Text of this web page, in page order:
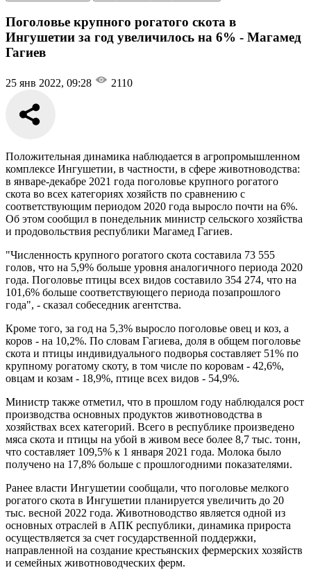
Поголовье крупного рогатого скота в
Ингушетии за год увеличилось на 6% - Магамед
Гагиев
25 янв 2022, 09:28 2110
Положительная динамика наблюдается в агропромышленном
комплексе Ингушетии, в частности, в сфере животноводства:
в январе-декабре 2021 года поголовье крупного рогатого
скота во всех категориях хозяйств по сравнению с
соответствующим периодом 2020 года выросло почти на 6%.
Об этом сообщил в понедельник министр сельского хозяйства
и продовольствия республики Магамед Гагиев.
"Численность крупного рогатого скота составила 73 555
голов, что на 5,9% больше уровня аналогичного периода 2020
года. Поголовье птицы всех видов составило 354 274, что на
101,6% больше соответствующего периода позапрошлого
года", - сказал собеседник агентства.
Кроме того, за год на 5,3% выросло поголовье овец и коз, а
коров - на 10,2%. По словам Гагиева, доля в общем поголовье
скота и птицы индивидуального подворья составляет 51% по
крупному рогатому скоту, в том числе по коровам - 42,6%,
овцам и козам - 18,9%, птице всех видов - 54,9%.
Министр также отметил, что в прошлом году наблюдался рост
производства основных продуктов животноводства в
хозяйствах всех категорий. Всего в республике произведено
мяса скота и птицы на убой в живом весе более 8,7 тыс. тонн,
что составляет 109,5% к 1 января 2021 года. Молока было
получено на 17,8% больше с прошлогодними показателями.
Ранее власти Ингушетии сообщали, что поголовье мелкого
рогатого скота в Ингушетии планируется увеличить до 20
тыс. весной 2022 года. Животноводство является одной из
основных отраслей в АПК республики, динамика прироста
осуществляется за счет государственной поддержки,
направленной на создание крестьянских фермерских хозяйств
и семейных животноводческих ферм.